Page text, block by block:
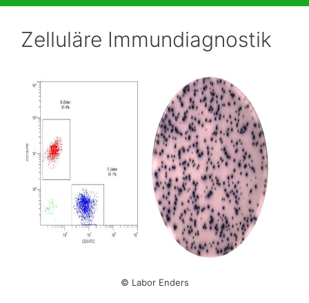
Zelluläre Immundiagnostik
© Labor Enders